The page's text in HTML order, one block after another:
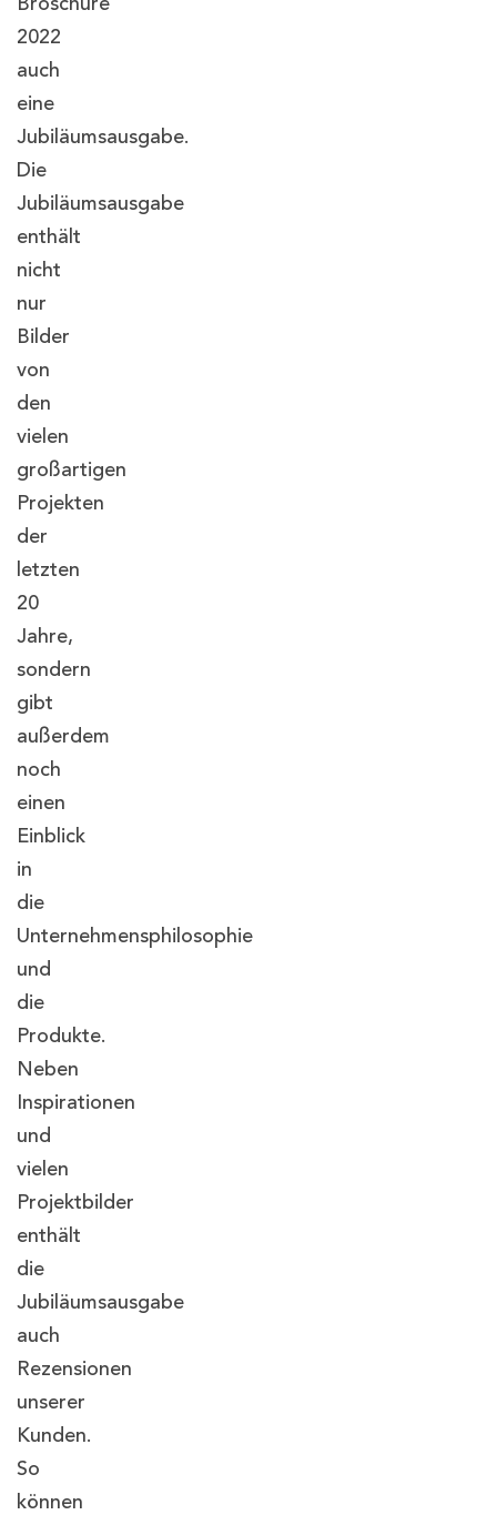
Broschüre
2022
auch
eine
Jubiläumsausgabe.
Die
Jubiläumsausgabe
enthält
nicht
nur
Bilder
von
den
vielen
großartigen
Projekten
der
letzten
20
Jahre,
sondern
gibt
außerdem
noch
einen
Einblick
in
die
Unternehmensphilosophie
und
die
Produkte.
Neben
Inspirationen
und
vielen
Projektbilder
enthält
die
Jubiläumsausgabe
auch
Rezensionen
unserer
Kunden.
So
können